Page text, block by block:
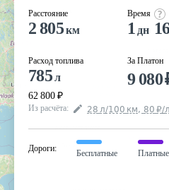
Расстояние
2 805км
Расход топлива
785л
62 800 ₽
Время
1 дн
За Платон
9 080
Из расчёта: 28 л/100 км, 80 ₽/л
Дороги:
Бесплатные Платные